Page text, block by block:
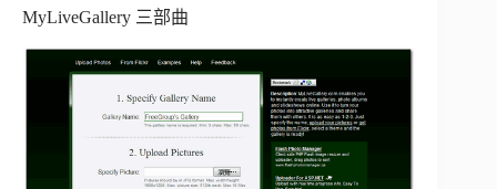
MyLiveGallery 三部曲